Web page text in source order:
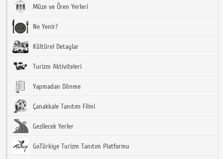
Müze ve Ören Yerleri
Ne Yenir?
Kültürel Detaylar
Turizm Aktiviteleri
Yapmadan Dönme
Çanakkale Tanıtım Filmi
Gezilecek Yerler
GoTürkiye Turizm Tanıtım Platformu